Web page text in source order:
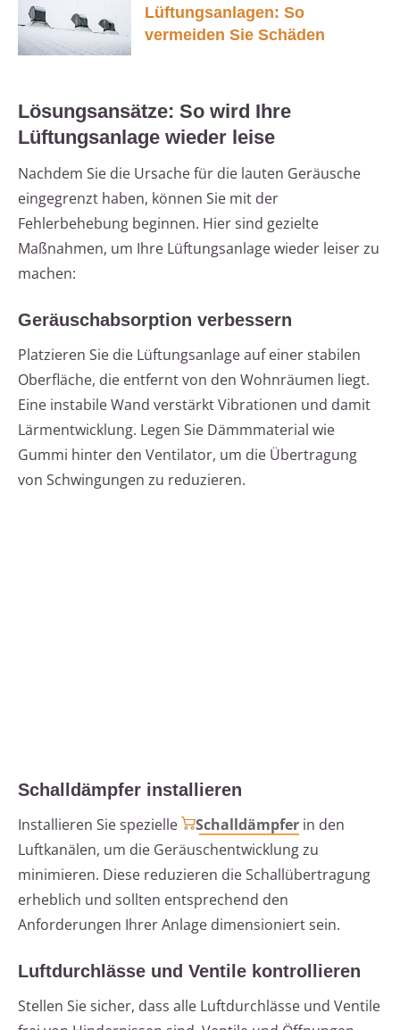
Lüftungsanlagen: So
vermeiden Sie Schäden
Lösungsansätze: So wird Ihre
Lüftungsanlage wieder leise
Nachdem Sie die Ursache für die lauten Geräusche
eingegrenzt haben, können Sie mit der
Fehlerbehebung beginnen. Hier sind gezielte
Maßnahmen, um Ihre Lüftungsanlage wieder leiser zu
machen:
Geräuschabsorption verbessern
Platzieren Sie die Lüftungsanlage auf einer stabilen
Oberfläche, die entfernt von den Wohnräumen liegt.
Eine instabile Wand verstärkt Vibrationen und damit
Lärmentwicklung. Legen Sie Dämmmaterial wie
Gummi hinter den Ventilator, um die Übertragung
von Schwingungen zu reduzieren.
Schalldämpfer installieren
Installieren Sie spezielle
Schalldämpfer in den
Luftkanälen, um die Geräuschentwicklung zu
minimieren. Diese reduzieren die Schallübertragung
erheblich und sollten entsprechend den
Anforderungen Ihrer Anlage dimensioniert sein.
Luftdurchlässe und Ventile kontrollieren
Stellen Sie sicher, dass alle Luftdurchlässe und Ventile